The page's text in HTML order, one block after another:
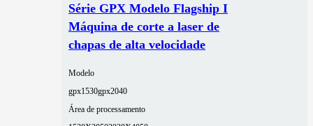
Série GPX Modelo Flagship I
Máquina de corte a laser de
chapas de alta velocidade
Modelo
gpx1530gpx2040
Área de processamento